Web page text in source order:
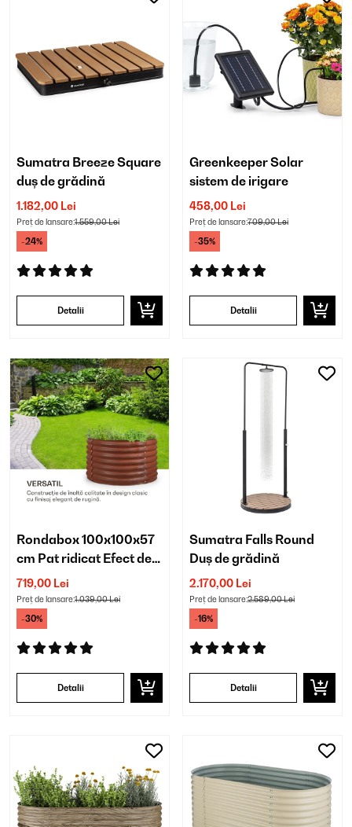
Sumatra Breeze Square
duș de grădină
1.182,00 Lei
Preț de lansare:1.559,00 Lei
-24%
Detalii
Greenkeeper Solar
sistem de irigare
458,00 Lei
Preț de lansare:709,00 Lei
-35%
Detalii
Rondabox 100x100x57
cm Pat ridicat Efect de
rugină
719,00 Lei
Preț de lansare:1.039,00 Lei
-30%
Detalii
Sumatra Falls Round
Duș de grădină
2.170,00 Lei
Preț de lansare:2.589,00 Lei
-16%
Detalii